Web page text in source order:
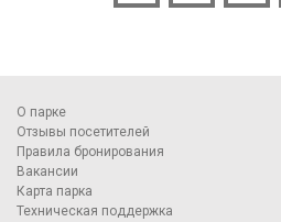
О парке
Отзывы посетителей
Правила бронирования
Вакансии
Карта парка
Техническая поддержка